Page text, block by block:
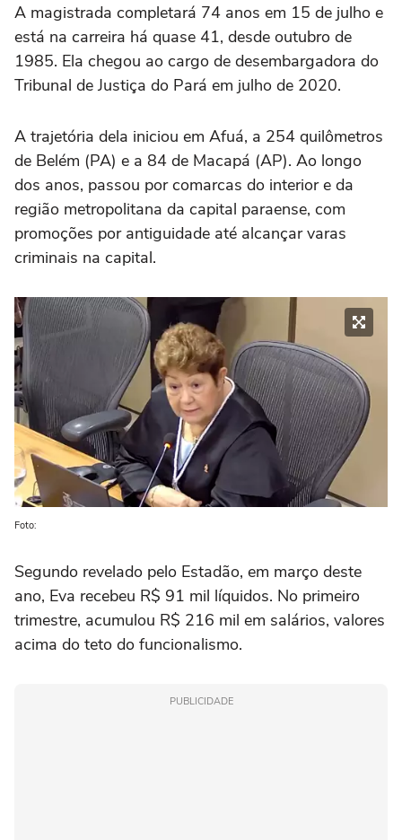
A magistrada completará 74 anos em 15 de julho e
está na carreira há quase 41, desde outubro de
1985. Ela chegou ao cargo de desembargadora do
Tribunal de Justiça do Pará em julho de 2020.
A trajetória dela iniciou em Afuá, a 254 quilômetros
de Belém (PA) e a 84 de Macapá (AP). Ao longo
dos anos, passou por comarcas do interior e da
região metropolitana da capital paraense, com
promoções por antiguidade até alcançar varas
criminais na capital.
Foto:
Segundo revelado pelo Estadão, em março deste
ano, Eva recebeu R$ 91 mil líquidos. No primeiro
trimestre, acumulou R$ 216 mil em salários, valores
acima do teto do funcionalismo.
PUBLICIDADE